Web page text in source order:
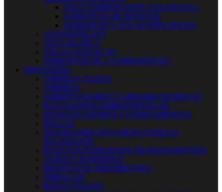
COLA TERMOFUSION CON PISTOLA
ADHESIVOS DE MONTAJE
ADHESIVOS Y COLAS ESPECIFICOS
CYANOCRILATO
COLA BLANCA
COLAS CONTACTO
ADHESIVOS DE 2 COMPONENTES
DROGUERIA
LIMPIEZA VILEDA
LIMPIEZA
AMBIENTADORES Y ABSORBE HUMEDAD
RASCADORES-LIMPIACRISTALES
DESATASCADORES Y COMPLEMENTOS
ROLLOS
ESCOBA-FREGONA-MOPA-CEPILLO-
RECOGEDOR
BAYETAS-ESTROPAJOS-TRAPOS-ESPONJAS
CUBOS Y BARREÑOS
PRODUCTOS ABSORBENTES
EMBALAJE
BOLSAS-SACOS